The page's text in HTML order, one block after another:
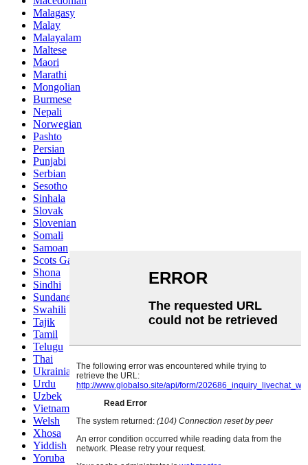
Malagasy
Malay
Malayalam
Maltese
Maori
Marathi
Mongolian
Burmese
Nepali
Norwegian
Pashto
Persian
Punjabi
Serbian
Sesotho
Sinhala
Slovak
Slovenian
Somali
Samoan
Scots Gaelic
Shona
Sindhi
Sundanese
Swahili
Tajik
Tamil
Telugu
Thai
Ukrainian
Urdu
Uzbek
Vietnamese
Welsh
Xhosa
Yiddish
Yoruba